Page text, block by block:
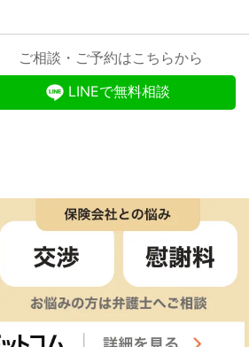
ご相談・ご予約はこちらから
LINEで無料相談